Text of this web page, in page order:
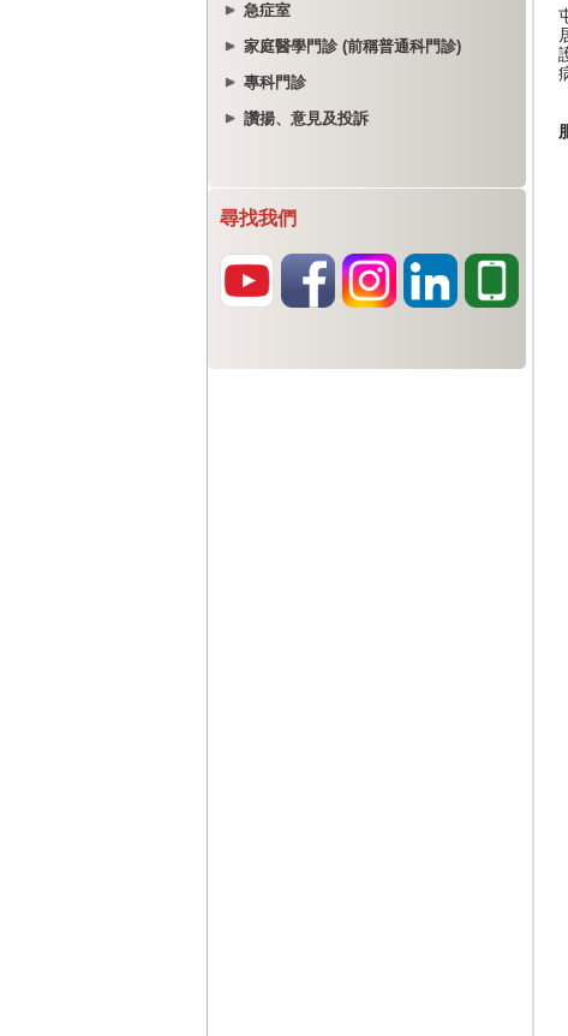
急症室
家庭醫學門診 (前稱普通科門診)
專科門診
讚揚、意見及投訴
尋找我們